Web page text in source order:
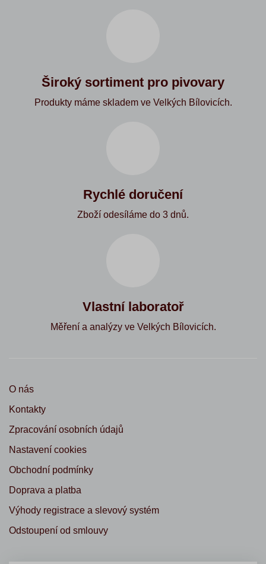
Široký sortiment pro pivovary
Produkty máme skladem ve Velkých Bílovicích.
Rychlé doručení
Zboží odesíláme do 3 dnů.
Vlastní laboratoř
Měření a analýzy ve Velkých Bílovicích.
O nás
Kontakty
Zpracování osobních údajů
Nastavení cookies
Obchodní podmínky
Doprava a platba
Výhody registrace a slevový systém
Odstoupení od smlouvy